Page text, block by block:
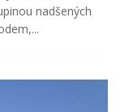
nadšených